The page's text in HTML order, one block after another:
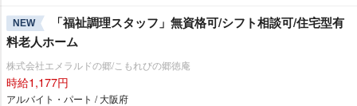
NEW
「福祉調理スタッフ」無資格可/シフト相談可/住宅型有
料老人ホーム
株式会社エメラルドの郷/こもれびの郷徳庵
時給1,177円
アルバイト・パート / 大阪府